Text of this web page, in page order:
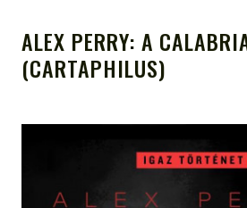
ALEX PERRY: A
(CARTAPHILUS)